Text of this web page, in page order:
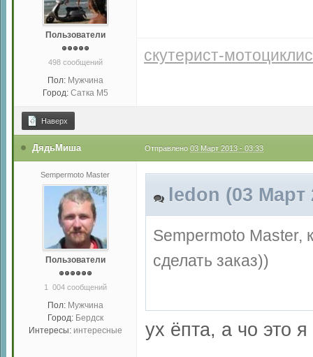
Пользователи
498 сообщений
Пол: Мужчина
Город: Сатка М5
скутерист-
Наверх
ДядьМиша Отправлено 03 Март 2013 - 03:33
Sempermoto Master
Пользователи
1 004 сообщений
Пол: Мужчина
Город: Бердск
Интересы: интересные
ledon (03 Март
Sempermoto Master,
сделать заказ))
ух ёпта, а чо это